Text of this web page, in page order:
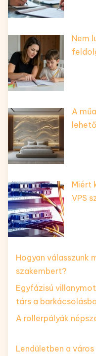
Nem
A
Miért
VPS
Hogyan válasszunk
szakembert?
Egyfázisú
társ a
A rollerpályák
Lendületben a